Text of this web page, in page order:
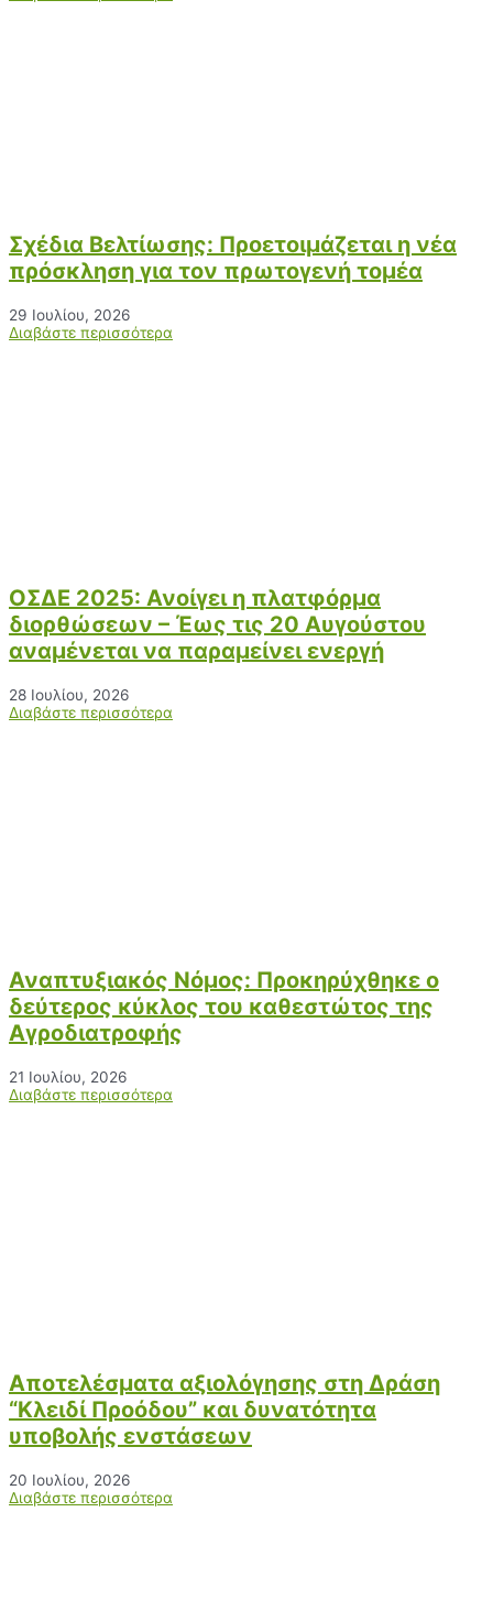
Σχέδια Βελτίωσης: Προετοιμάζεται η νέα
πρόσκληση για τον πρωτογενή τομέα
29 Ιουλίου, 2026
Διαβάστε περισσότερα
ΟΣΔΕ 2025: Ανοίγει η πλατφόρμα
διορθώσεων – Έως τις 20 Αυγούστου
αναμένεται να παραμείνει ενεργή
28 Ιουλίου, 2026
Διαβάστε περισσότερα
Αναπτυξιακός Νόμος: Προκηρύχθηκε ο
δεύτερος κύκλος του καθεστώτος της
Αγροδιατροφής
21 Ιουλίου, 2026
Διαβάστε περισσότερα
Αποτελέσματα αξιολόγησης στη Δράση
“Κλειδί Προόδου” και δυνατότητα
υποβολής ενστάσεων
20 Ιουλίου, 2026
Διαβάστε περισσότερα